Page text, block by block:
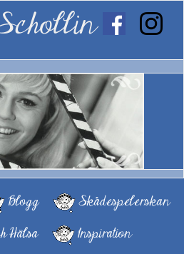
Blogg
Skådespelerskan
Hälsa
Inspiration